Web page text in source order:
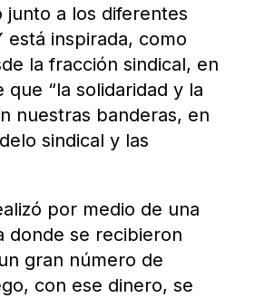
junto a los diferentes
está inspirada, como
la fracción sindical, en
que “la solidaridad y la
nuestras banderas, en
sindical y las
por medio de una
donde se recibieron
gran número de
con ese dinero, se